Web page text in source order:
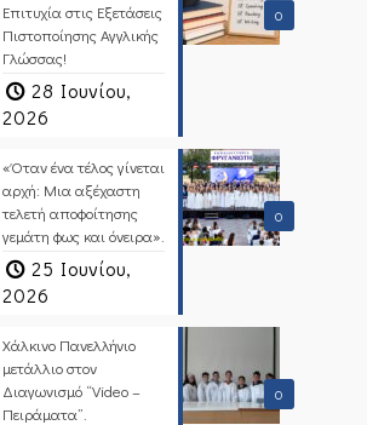
0
Επιτυχία στις Εξετάσεις
Πιστοποίησης Αγγλικής
Γλώσσας!
28 Ιουνίου,
2026
0
«Όταν ένα τέλος γίνεται
αρχή: Μια αξέχαστη
τελετή αποφοίτησης
γεμάτη φως και όνειρα».
25 Ιουνίου,
2026
0
Χάλκινο Πανελλήνιο
μετάλλιο στον
Διαγωνισμό “Video –
Πειράματα”.